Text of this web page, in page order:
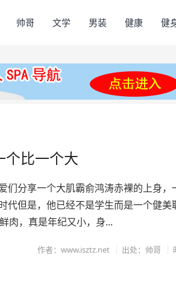
帅哥 文学 男装 健康 健
个比一个大
们分享一个大肌霸俞鸿涛赤裸的上身，
代但是，他已经不是学生而是一个健美
肉，真是年纪又小，身...
作者：www.isztz.net 出处：帅哥